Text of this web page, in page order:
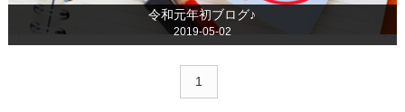
令和元年初ブログ♪
2019-05-02
1